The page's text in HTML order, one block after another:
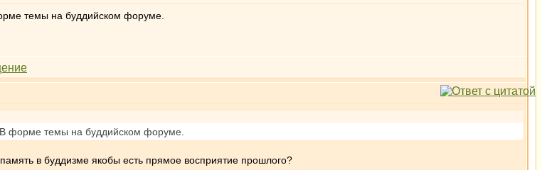
темы на буддийском форуме.
форме темы на буддийском форуме.
в буддизме якобы есть прямое восприятие прошлого?